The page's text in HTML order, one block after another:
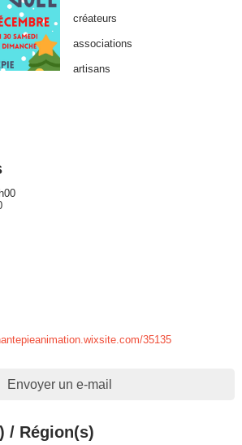
créateurs
associations
artisans
35135
Envoyer un e-mail
/ Région(s)